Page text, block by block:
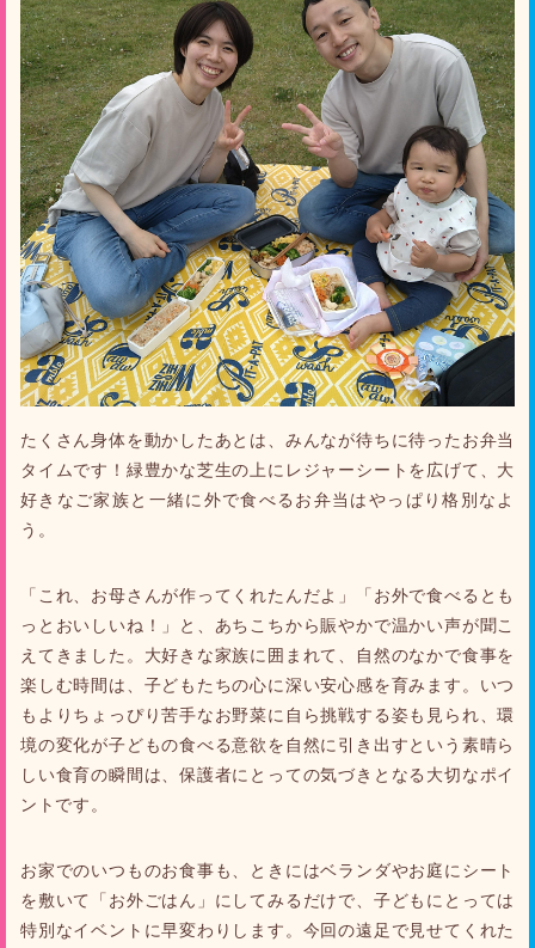
たくさん身体を動かしたあとは、みんなが待ちに待ったお弁当
タイムです！緑豊かな芝生の上にレジャーシートを広げて、大
好きなご家族と一緒に外で食べるお弁当はやっぱり格別なよ
う。
「これ、お母さんが作ってくれたんだよ」「お外で食べるとも
っとおいしいね！」と、あちこちから賑やかで温かい声が聞こ
えてきました。大好きな家族に囲まれて、自然のなかで食事を
楽しむ時間は、子どもたちの心に深い安心感を育みます。いつ
もよりちょっぴり苦手なお野菜に自ら挑戦する姿も見られ、環
境の変化が子どもの食べる意欲を自然に引き出すという素晴ら
しい食育の瞬間は、保護者にとっての気づきとなる大切なポイ
ントです。
お家でのいつものお食事も、ときにはベランダやお庭にシート
を敷いて「お外ごはん」にしてみるだけで、子どもにとっては
特別なイベントに早変わりします。今回の遠足で見せてくれた